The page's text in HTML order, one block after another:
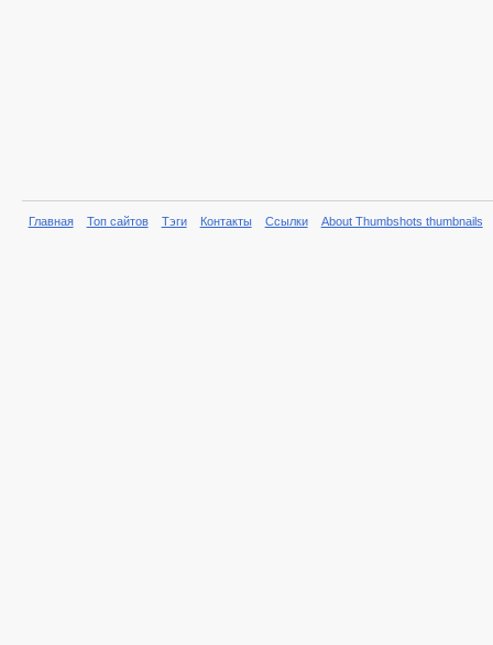
Главная Топ сайтов Тэги Контакты Ссылки About Thumbshots thumbnails